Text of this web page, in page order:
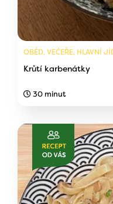
OBĚD, VEČEŘE, HLAVNÍ
Krůtí karbenátky
30 minut